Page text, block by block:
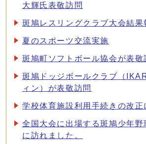
大輝氏表敬訪問
斑鳩レスリングクラブ大会結果
夏のスポーツ交流実施
斑鳩町ソフトボール協会が表敬
斑鳩ドッジボールクラブ（
ィン）が表敬訪問
学校体育施設利用手続きの改正
全国大会に出場する斑鳩少年野
に訪れました。